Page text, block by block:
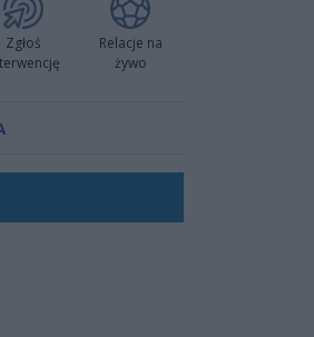
Zgłoś
Relacje na
żywo